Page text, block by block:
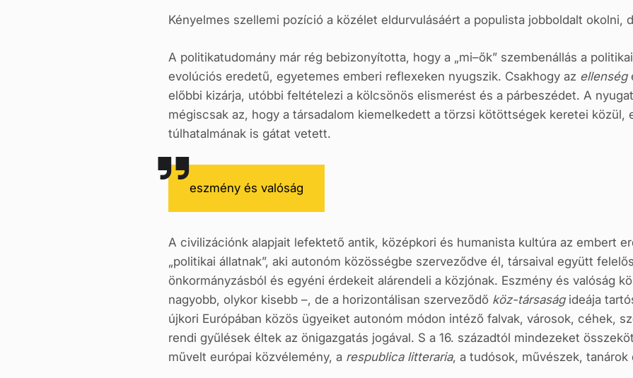
Kényelmes szellemi pozíció a közélet eldurvulásáért a populista jobboldalt okolni,
A politikatudomány már rég bebizonyította, hogy a „mi–ők” szembenállás a
evolúciós eredetű, egyetemes emberi reflexeken nyugszik. Csakhogy az ellenség
előbbi kizárja, utóbbi feltételezi a kölcsönös elismerést és a párbeszédet. A
mégiscsak az, hogy a társadalom kiemelkedett a törzsi kötöttségek keretei közül,
túlhatalmának is gátat vetett.
eszmény és valóság
A civilizációnk alapjait lefektető antik, középkori és humanista kultúra az embert
„politikai állatnak”, aki autonóm közösségbe szerveződve él, társaival együtt
önkormányzásból és egyéni érdekeit alárendeli a közjónak. Eszmény és valóság
nagyobb, olykor kisebb –, de a horizontálisan szerveződő köz-társaságideája
újkori Európában közös ügyeiket autonóm módon intéző falvak, városok, céhek,
rendi gyűlések éltek az önigazgatás jogával. S a 16. századtól mindezeket
művelt európai közvélemény, a respublica litteraria, a tudósok, művészek,